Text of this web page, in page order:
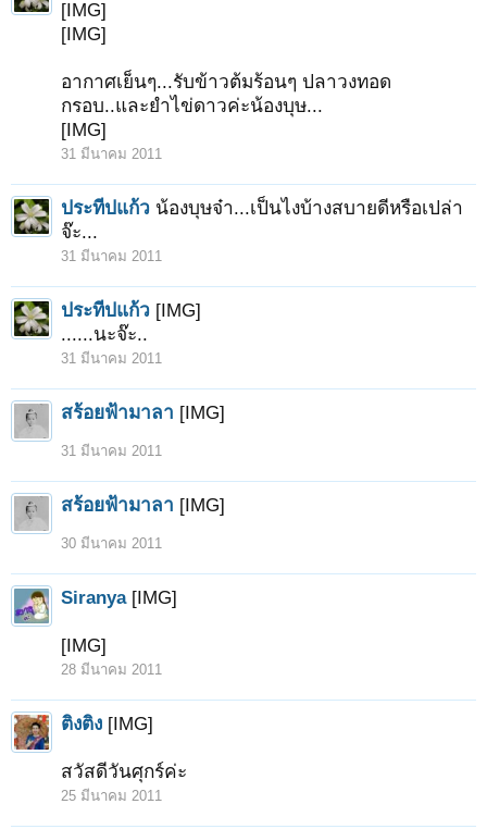
[IMG]
[IMG]
อากาศเย็นๆ...รับข้าวต้มร้อนๆ ปลาวงทอด
กรอบ..และยำไข่ดาวค่ะน้องบุษ...
[IMG]
31 มีนาคม 2011
ประทีปแก้ว น้องบุษจ๋า...เป็นไงบ้างสบายดีหรือเปล่า
จ๊ะ...
31 มีนาคม 2011
ประทีปแก้ว [IMG]
......นะจ๊ะ..
31 มีนาคม 2011
สร้อยฟ้ามาลา [IMG]
31 มีนาคม 2011
สร้อยฟ้ามาลา [IMG]
30 มีนาคม 2011
Siranya [IMG]
[IMG]
28 มีนาคม 2011
ติงติง [IMG]
สวัสดีวันศุกร์ค่ะ
25 มีนาคม 2011
< ย้อนกลับ 1 ← 4 5
ถัดไป >